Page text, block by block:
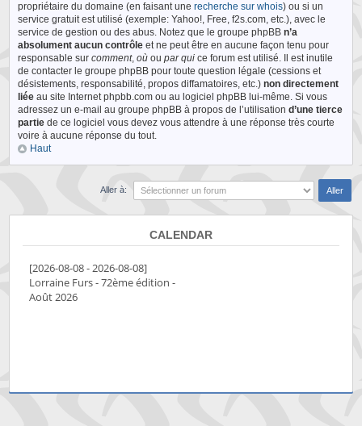
propriétaire du domaine (en faisant unerecherche sur whois) ou si un
service gratuit est utilisé (exemple: Yahoo!, Free, f2s.com, etc.), avec le
service de gestion ou des abus. Notez que le groupe phpBBn’a
absolument aucun contrôle et ne peut être en aucune façon tenu pour
responsable surcomment,où oupar qui ce forum est utilisé. Il est inutile
de contacter le groupe phpBB pour toute question légale (cessions et
désistements, responsabilité, propos diffamatoires, etc.)non directement
liée au site Internet phpbb.com ou au logiciel phpBB lui-même. Si vous
adressez un e-mail au groupe phpBB à propos de l’utilisationd’une tierce
partie de ce logiciel vous devez vous attendre à une réponse très courte
voire à aucune réponse du tout.
Haut
Aller à:
CALENDAR